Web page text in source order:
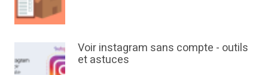
Voir instagram sans compte - outils
et astuces